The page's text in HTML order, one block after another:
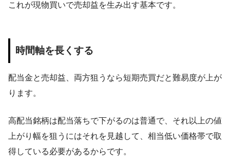
これが現物買いで売却益を生み出す基本です。
時間軸を長くする
配当金と売却益、両方狙うなら短期売買だと難易度が上が
ります。
高配当銘柄は配当落ちで下がるのは普通で、それ以上の値
上がり幅を狙うにはそれを見越して、相当低い価格帯で取
得している必要があるからです。